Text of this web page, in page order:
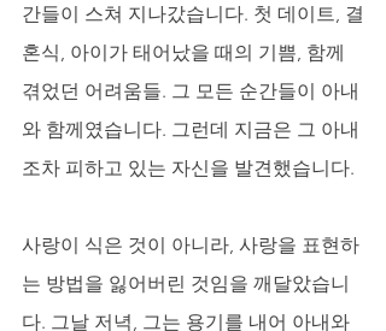
간들이 스쳐 지나갔습니다. 첫 데이트, 결
혼식, 아이가 태어났을 때의 기쁨, 함께
겪었던 어려움들. 그 모든 순간들이 아내
와 함께였습니다. 그런데 지금은 그 아내
조차 피하고 있는 자신을 발견했습니다.
사랑이 식은 것이 아니라, 사랑을 표현하
는 방법을 잃어버린 것임을 깨달았습니
다. 그날 저녁, 그는 용기를 내어 아내와